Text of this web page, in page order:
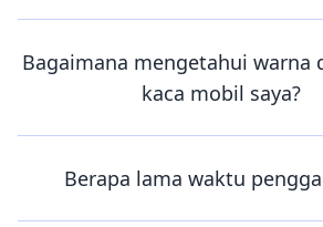
Bagaimana mengetahui warna
kaca mobil saya?
Berapa lama waktu